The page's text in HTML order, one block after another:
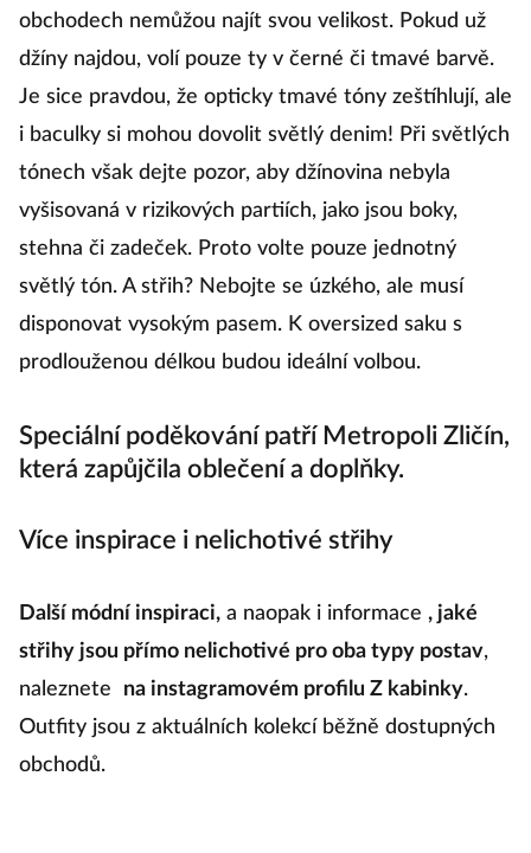
obchodech nemůžou najít svou velikost. Pokud už
džíny najdou, volí pouze ty v černé či tmavé barvě.
Je sice pravdou, že opticky tmavé tóny zeštíhlují, ale
i baculky si mohou dovolit světlý denim! Při světlých
tónech však dejte pozor, aby džínovina nebyla
vyšisovaná v rizikových partiích, jako jsou boky,
stehna či zadeček. Proto volte pouze jednotný
světlý tón. A střih? Nebojte se úzkého, ale musí
disponovat vysokým pasem. K oversized saku s
prodlouženou délkou budou ideální volbou.
Speciální poděkování patří Metropoli Zličín,
která zapůjčila oblečení a doplňky.
Více inspirace i nelichotivé střihy
Další módní inspiraci, a naopak i informace , jaké
střihy jsou přímo nelichotivé pro oba typy postav,
naleznete
na instagramovém profilu Z kabinky.
Outfity jsou z aktuálních kolekcí běžně dostupných
obchodů.